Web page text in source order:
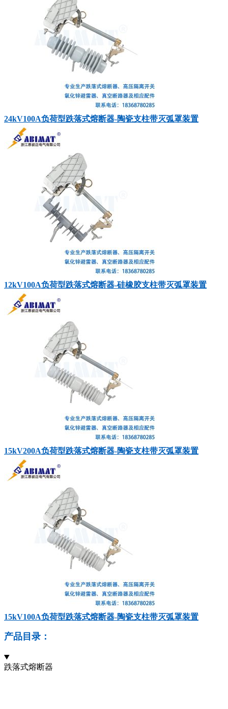
24kV100A负荷型跌落式熔断器-陶瓷支柱带灭弧罩装置
12kV100A负荷型跌落式熔断器-硅橡胶支柱带灭弧罩装置
15kV200A负荷型跌落式熔断器-陶瓷支柱带灭弧罩装置
15kV100A负荷型跌落式熔断器-陶瓷支柱带灭弧罩装置
产品目录：
跌落式熔断器